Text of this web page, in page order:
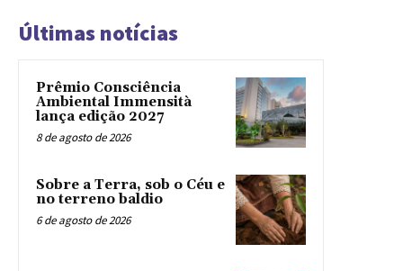
Últimas notícias
Prêmio Consciência
Ambiental Immensità
lança edição 2027
8 de agosto de 2026
Sobre a Terra, sob o Céu e
no terreno baldio
6 de agosto de 2026